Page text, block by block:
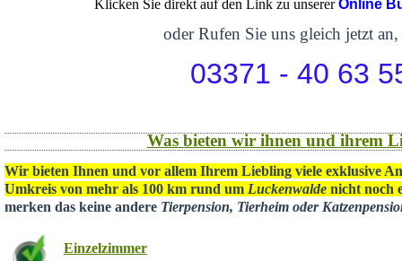
Klicken Sie direkt auf den Link zu unsererOnline
oder Rufen Sie uns gleich jetzt an,
03371 - 40 63
Was bieten wir ihnen und ihrem
Wir bieten Ihnen und vor allem Ihrem Liebling viele exklusive
Umkreis von mehr als 100 km rund um Luckenwalde nicht noch
merken das keine andere Tierpension, Tierheim oder
Einzelzimmer